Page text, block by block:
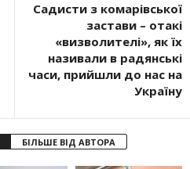
Садисти з комарівської
застави – отакі
«визволителі», як їх
нази­вали в радянські
часи, прийшли до нас на
Україну
БІЛЬШЕ ВІД АВТОРА